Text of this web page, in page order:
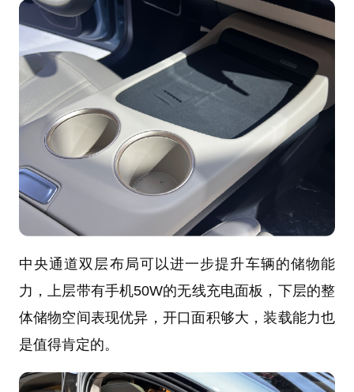
中央通道双层布局可以进一步提升车辆的储物能
力，上层带有手机50W的无线充电面板，下层的整
体储物空间表现优异，开口面积够大，装载能力也
是值得肯定的。